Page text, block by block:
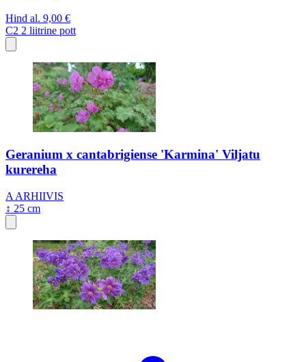
Hind al. 9,00 €
C2 2 liitrine pott
Geranium x cantabrigiense 'Karmina' Viljatu
kurereha
A ARHIIVIS
↕ 25 cm